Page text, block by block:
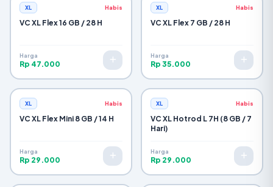
XL Habis
VC XL Flex 16 GB / 28 H
Harga
Rp 47.000
XL Habis
VC XL Flex 7 GB / 28 H
Harga
Rp 35.000
XL Habis
VC XL Flex Mini 8 GB / 14 H
Harga
Rp 29.000
XL Habis
VC XL Hotrod L 7H (8 GB / 7
Hari)
Harga
Rp 29.000